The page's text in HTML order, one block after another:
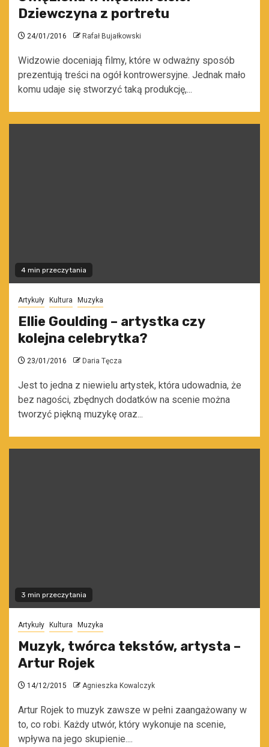
Dziewczyna z portretu
24/01/2016 Rafał Bujałkowski
Widzowie doceniają filmy, które w odważny sposób
prezentują treści na ogół kontrowersyjne. Jednak mało
komu udaje się stworzyć taką produkcję,...
4 min przeczytania
Artykuły Kultura Muzyka
Ellie Goulding – artystka czy
kolejna celebrytka?
23/01/2016 Daria Tęcza
Jest to jedna z niewielu artystek, która udowadnia, że
bez nagości, zbędnych dodatków na scenie można
tworzyć piękną muzykę oraz...
3 min przeczytania
Artykuły Kultura Muzyka
Muzyk, twórca tekstów, artysta –
Artur Rojek
14/12/2015 Agnieszka Kowalczyk
Artur Rojek to muzyk zawsze w pełni zaangażowany w
to, co robi. Każdy utwór, który wykonuje na scenie,
wpływa na jego skupienie....